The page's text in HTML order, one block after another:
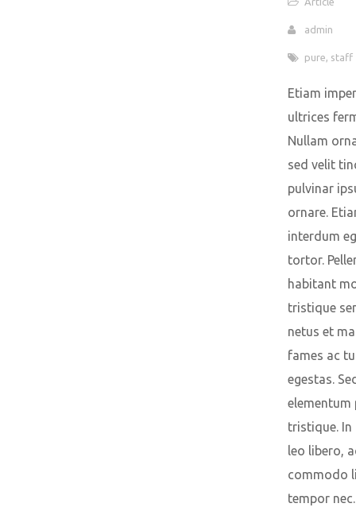
admin
pure staff
Etiam
ultrices
Nullam
sed velit
pulvinar
ornare.
interdum
tortor.
habitant
tristique
netus et
fames ac
egestas.
elementum
tristique.
leo libero,
commodo
tempor